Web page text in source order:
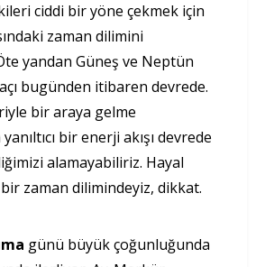
ciddi bir yöne çekmek için
zaman dilimini
yandan Güneş ve Neptün
bugünden itibaren devrede.
bir araya gelme
bir enerji akışı devrede
alamayabiliriz. Hayal
bir zaman dilimindeyiz, dikkat.
günü büyük çoğunluğunda